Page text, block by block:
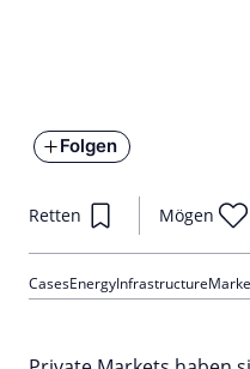
Folgen
Retten Mögen
CasesEnergyInfrastructure